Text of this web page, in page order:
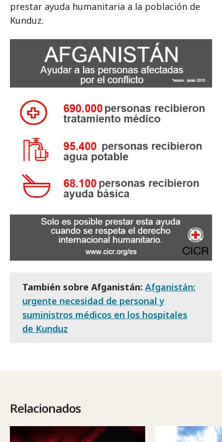
prestar ayuda humanitaria a la población de
Kunduz.
También sobre Afganistán: Afganistán:
urgente necesidad de personal y
suministros médicos en los hospitales
de Kunduz
Relacionados